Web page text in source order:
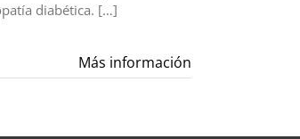
diabética. […]
Más información